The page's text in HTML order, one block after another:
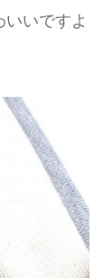
いですよ